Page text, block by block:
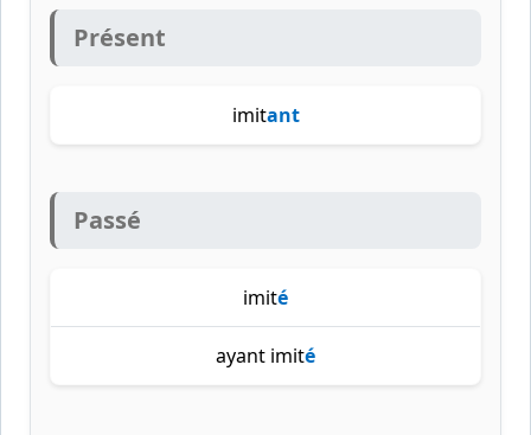
Présent
imitant
Passé
imité
ayant imité